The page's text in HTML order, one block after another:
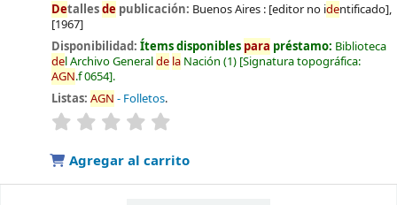
Detallesde publicación: Buenos Aires : [editor no identificado],
[1967]
Disponibilidad:Ítems disponibles para préstamo: Biblioteca
del Archivo Generalde la Nación (1) Signatura topográfica:
AGN.f 0654 .
Listas: AGN - Folletos.
valoración
Agregar al carrito